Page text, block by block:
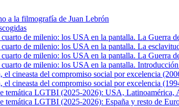
a la filmografía de Juan Lebrón
de milenio: los USA en la pantalla. La Guerra
de milenio: los USA en la pantalla. La
de milenio: los USA en la pantalla. La Guerra
de milenio: los USA en la pantalla.
el cineasta del compromiso social por excelencia
el cineasta del compromiso social por excelencia
temática LGTBI (2025-2026): USA,
temática LGTBI (2025-2026): España y resto de